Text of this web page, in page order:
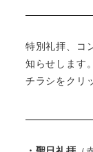
特別礼拝、コ
知らせします。
チラシをクリ